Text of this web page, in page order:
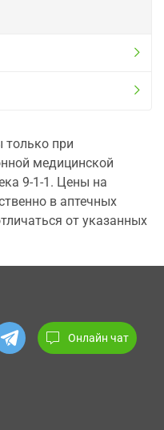
при
медицинской
9-1-1. Цены на
в аптечных
от указанных
Онлайн чат